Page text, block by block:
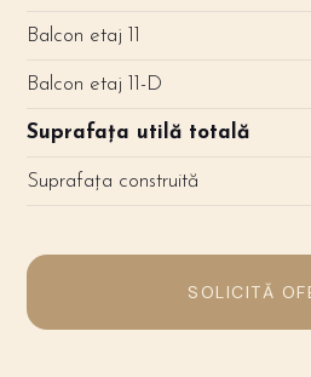
Balcon etaj 11
Balcon etaj 11-D
Suprafața utilă totală
Suprafața construită
SOLICITĂ